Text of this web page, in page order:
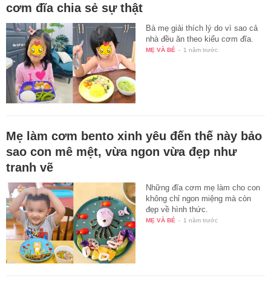
cơm đĩa chia sẻ sự thật
Bà mẹ giải thích lý do vì sao cả
nhà đều ăn theo kiểu cơm đĩa.
MẸ VÀ BÉ - 1 năm trước
Mẹ làm cơm bento xinh yêu đến thế này bảo
sao con mê mệt, vừa ngon vừa đẹp như
tranh vẽ
Những đĩa cơm mẹ làm cho con
không chỉ ngon miệng mà còn
đẹp về hình thức.
MẸ VÀ BÉ - 1 năm trước